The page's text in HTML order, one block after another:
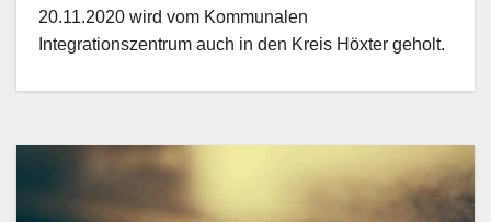
20.11.2020 wird vom Kommunalen
Integrationszentrum auch in den Kreis Höxter geholt.